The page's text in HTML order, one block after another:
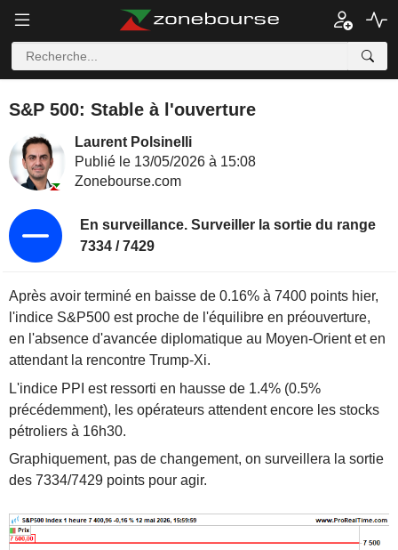
S&P 500: Stable à l'ouverture
Laurent Polsinelli
Publié le 13/05/2026 à 15:08
Zonebourse.com
En surveillance. Surveiller la sortie du range
7334 / 7429
Après avoir terminé en baisse de 0.16% à 7400 points hier,
l'indice S&P500 est proche de l'équilibre en préouverture,
en l'absence d'avancée diplomatique au Moyen-Orient et en
attendant la rencontre Trump-Xi.
L'indice PPI est ressorti en hausse de 1.4% (0.5%
précédemment), les opérateurs attendent encore les stocks
pétroliers à 16h30.
Graphiquement, pas de changement, on surveillera la sortie
des 7334/7429 points pour agir.